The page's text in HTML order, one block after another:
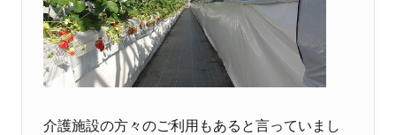
介護施設の方々のご利用もあると言っていまし